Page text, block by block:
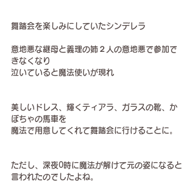
舞踏会を楽しみにしていたシンデレラ
意地悪な継母と義理の姉２人の意地悪で参加で
きなくなり
泣いていると魔法使いが現れ
美しいドレス、輝くティアラ、ガラスの靴、か
ぼちゃの馬車を
魔法で用意してくれて舞踏会に行けることに。
ただし、深夜0時に魔法が解けて元の姿になると
言われたのでしたよね。